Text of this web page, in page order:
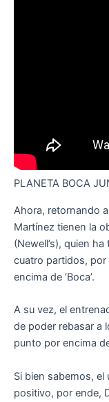
PLANETA BOCA
Ahora, retornando
Martínez tienen la
(Newell’s), quien
cuatro partidos,
encima de ‘Boca’.
A su vez, el
de poder rebasar a
punto por encima
Si bien sabemos, el
positivo, por ende,